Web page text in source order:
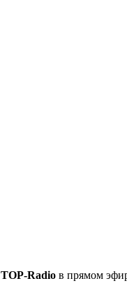
TOP-Radio в прямом